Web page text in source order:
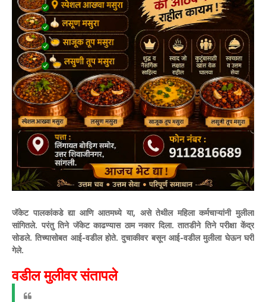
जॅकेट पालकांकडे द्या आणि आतमध्ये या, असे तेथील महिला कर्मचाऱ्यांनी मुलीला
सांगितले. परंतु तिने जॅकेट काढण्यास ठाम नकार दिला. तातडीने तिने परीक्षा केंद्र
सोडले. तिच्यासोबत आई-वडील होते. दुचाकीवर बसून आई-वडील मुलीला घेऊन घरी
गेले.
वडील मुलीवर संतापले